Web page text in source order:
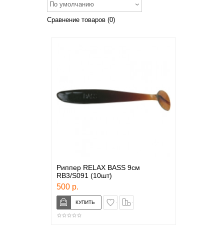
По умолчанию
Сравнение товаров (0)
Риппер RELAX BASS 9см
RB3/S091 (10шт)
500 р.
в закладки